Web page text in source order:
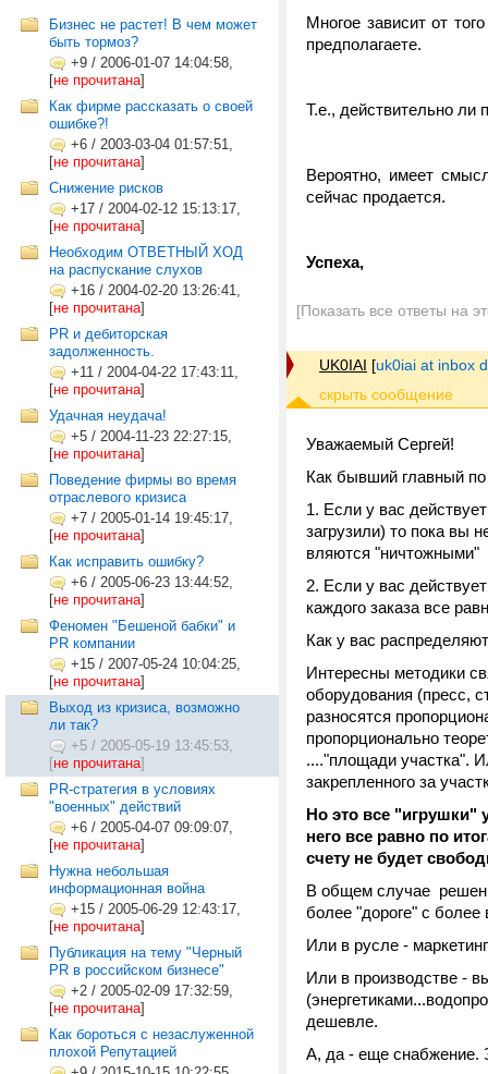
Бизнес не растет! В чем может
быть тормоз?
+9 / 2006-01-07 14:04:58,
[не прочитана]
Как фирме рассказать о своей
ошибке?!
+6 / 2003-03-04 01:57:51,
[не прочитана]
Снижение рисков
+17 / 2004-02-12 15:13:17,
[не прочитана]
Необходим ОТВЕТНЫЙ ХОД
на распускание слухов
+16 / 2004-02-20 13:26:41,
[не прочитана]
PR и дебиторская
задолженность.
+11 / 2004-04-22 17:43:11,
[не прочитана]
Удачная неудача!
+5 / 2004-11-23 22:27:15,
[не прочитана]
Поведение фирмы во время
отраслевого кризиса
+7 / 2005-01-14 19:45:17,
[не прочитана]
Как исправить ошибку?
+6 / 2005-06-23 13:44:52,
[не прочитана]
Феномен "Бешеной бабки" и
PR компании
+15 / 2007-05-24 10:04:25,
[не прочитана]
Выход из кризиса, возможно
ли так?
+5 / 2005-05-19 13:45:53,
[не прочитана]
PR-стратегия в условиях
"военных" действий
+6 / 2005-04-07 09:09:07,
[не прочитана]
Нужна небольшая
информационная война
+15 / 2005-06-29 12:43:17,
[не прочитана]
Публикация на тему "Черный
PR в российском бизнесе"
+2 / 2005-02-09 17:32:59,
[не прочитана]
Как бороться с незаслуженной
плохой Репутацией
Многое зависит от
предполагаете.
Т.е., действительно
Вероятно, имеет
сейчас продается.
Успеха,
[Показать все ответы на
UK0IAI [uk0iai at inbox
Уважаемый Сергей!
Как бывший главный по
1. Если у вас
загрузили) то пока вы
вляются "ничтожными"
2. Если у вас
каждого заказа все
Как у вас
Интересны методики
оборудования (пресс,
разносятся
пропорционально
...."площади участка".
закрепленного за
Но это все "игрушки"
него все равно по
счету не будет
В общем случае
более "дороге" с
Или в русле -
Или в производстве -
дешевле.
А, да - еще снабжение.